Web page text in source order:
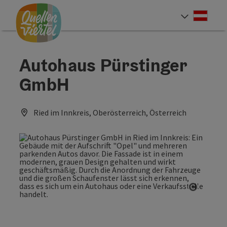
Zum Inhalt
Zur Navigation
Zum Seitenanfang
Autohaus Pürstinger
GmbH
Ried im Innkreis, Oberösterreich, Österreich